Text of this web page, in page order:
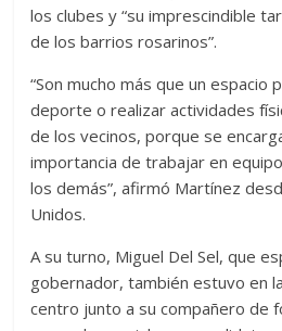
los clubes y “su imprescindible
de los barrios rosarinos”.
“Son mucho más que un espacio
deporte o realizar actividades
de los vecinos, porque se
importancia de trabajar en
los demás”, afirmó Martínez
Unidos.
A su turno, Miguel Del Sel, que
gobernador, también estuvo en
centro junto a su compañero de